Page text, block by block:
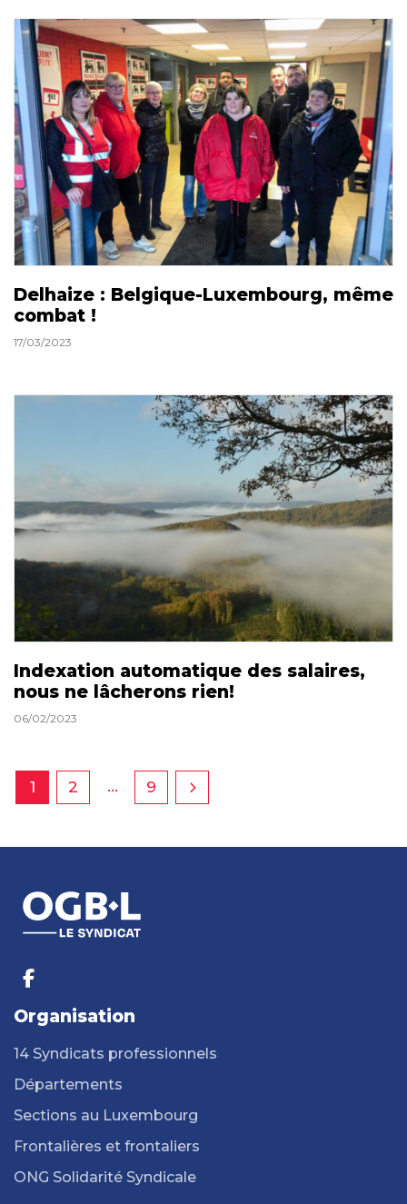
Delhaize : Belgique-Luxembourg, même
combat !
17/03/2023
Indexation automatique des salaires,
nous ne lâcherons rien!
06/02/2023
1 2 … 9
Organisation
14 Syndicats professionnels
Départements
Sections au Luxembourg
Frontalières et frontaliers
ONG Solidarité Syndicale